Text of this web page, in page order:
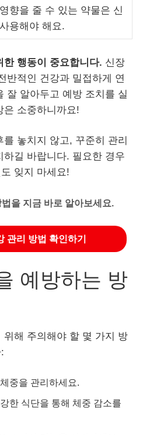
향을 줄 수 있는 약물은 신
용해야 해요.
행동이 중요합니다. 신장
반적인 건강과 밀접하게 연
잘 알아두고 예방 조치를 실
은 소중하니까요!
놓치지 않고, 꾸준히 관리
길 바랍니다. 필요한 경우
잊지 마세요!
을 지금 바로 알아보세요.
관리 방법 확인하기
예방하는 방
위해 주의해야 할 몇 가지 방
중을 관리하세요.
한 식단을 통해 체중 감소를